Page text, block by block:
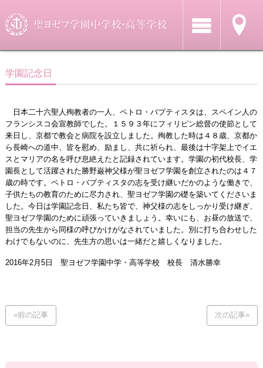
学園記念日
日本二十六聖人殉教者の一人、ペトロ・バプティスタは、スペイン人の
フランシスコ会宣教師でした。１５９３年にフィリピン総督の使節として
来日し、京都で教会と病院を設立しました。殉教した時は４８歳、京都か
ら長崎への道中、皆を慰め、励まし、共に祈られ、最後は十字架上でイエ
スとマリアの名を呼び息絶えたと記録されています。学園の初代校長、学
園長として活躍された勝野巌神父様が聖ヨゼフ学園を創立されたのは４７
歳の時です。ペトロ・バプティスタの志を受け継いだかのような働きで、
子供たちの教育のために尽力され、聖ヨゼフ学園の礎を築いてくださいま
した。今日は学園記念日、私たち皆で、神父様の志をしっかり受け継ぎ、
聖ヨゼフ学園のために頑張っていきましょう。幸いにも、お昼の放送で、
担当の先生から同様の呼びかけがなされていました。別に打ち合わせした
わけでもないのに、先生方の思いは一緒だと嬉しくなりました。
2016年2月5日 聖ヨゼフ学園中学・高等学校 校長 清水勝幸
«前の記事 次の記事»